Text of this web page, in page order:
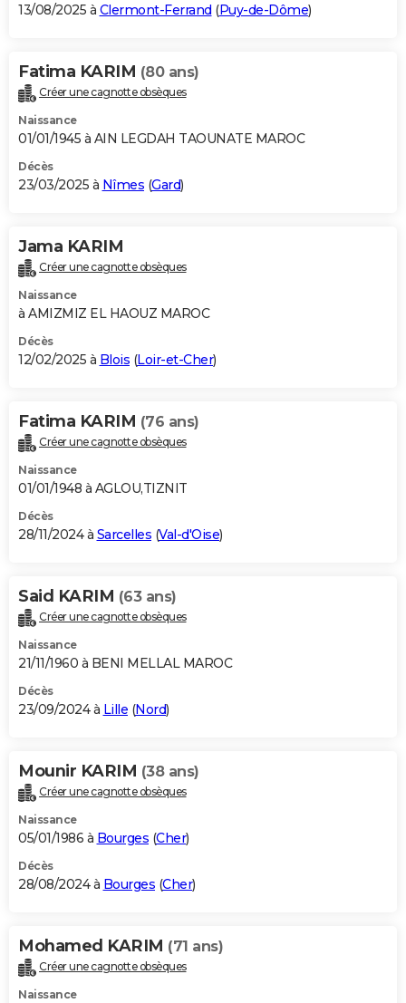
13/08/2025 à Clermont-Ferrand (Puy-de-Dôme)
Fatima KARIM (80 ans)
Créer une cagnotte obsèques
Naissance
01/01/1945 à AIN LEGDAH TAOUNATE MAROC
Décès
23/03/2025 à Nîmes (Gard)
Jama KARIM
Créer une cagnotte obsèques
Naissance
à AMIZMIZ EL HAOUZ MAROC
Décès
12/02/2025 à Blois (Loir-et-Cher)
Fatima KARIM (76 ans)
Créer une cagnotte obsèques
Naissance
01/01/1948 à AGLOU,TIZNIT
Décès
28/11/2024 à Sarcelles (Val-d'Oise)
Said KARIM (63 ans)
Créer une cagnotte obsèques
Naissance
21/11/1960 à BENI MELLAL MAROC
Décès
23/09/2024 à Lille (Nord)
Mounir KARIM (38 ans)
Créer une cagnotte obsèques
Naissance
05/01/1986 à Bourges (Cher)
Décès
28/08/2024 à Bourges (Cher)
Mohamed KARIM (71 ans)
Créer une cagnotte obsèques
Naissance